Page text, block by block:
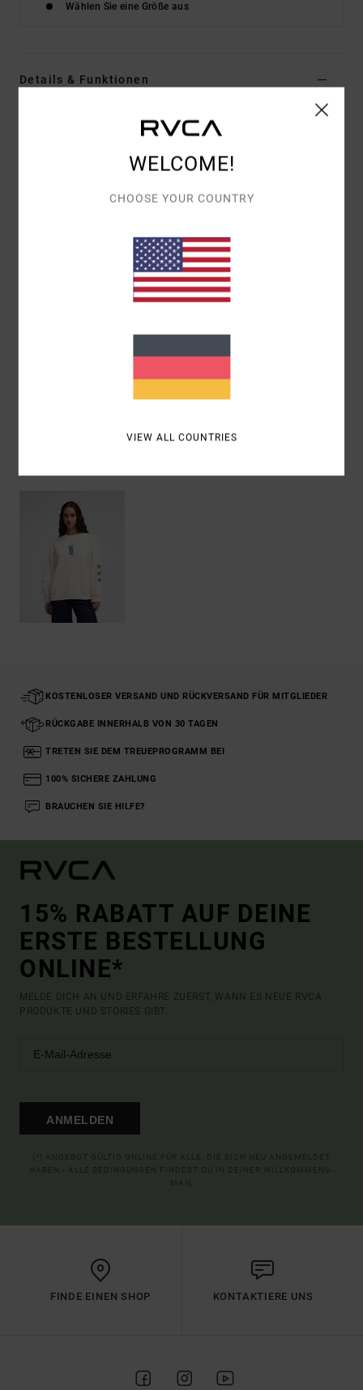
Wählen Sie eine Größe aus
Details & Funktionen
recycelte Baumwolle [350 g/m²]
Relaxt
Gestickte Printe
recycelte Baumwolle
Versand & Rückversand
KOSTENLOSER VERSAND UND RÜCKVERSAND FÜR MITGLIEDER
RÜCKGABE INNERHALB VON 30 TAGEN
TRETEN SIE DEM TREUEPROGRAMM BEI
100% SICHERE ZAHLUNG
BRAUCHEN SIE HILFE?
15% RABATT AUF DEINE
ERSTE BESTELLUNG
ONLINE*
MELDE DICH AN UND ERFAHRE ZUERST, WANN ES NEUE RVCA
PRODUKTE UND STORIES GIBT.
ANMELDEN
FINDE EINEN SHOP KONTAKTIERE UNS
WELCOME!
CHOOSE YOUR COUNTRY
VIEW ALL COUNTRIES